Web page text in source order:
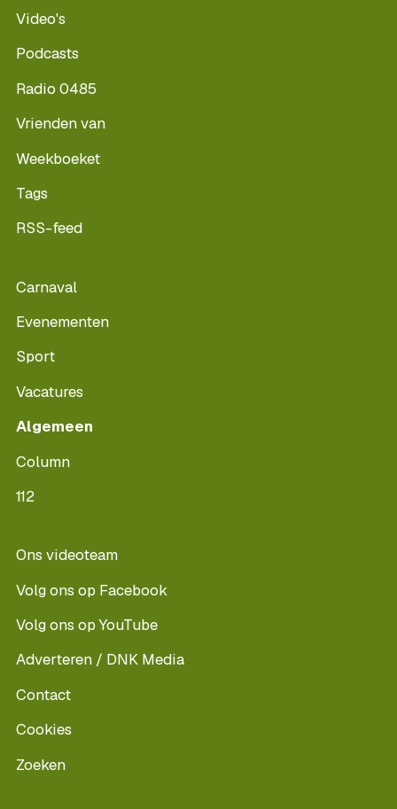
Video's
Podcasts
Radio 0485
Vrienden van
Weekboeket
Tags
RSS-feed
Carnaval
Evenementen
Sport
Vacatures
Algemeen
Column
112
Ons videoteam
Volg ons op Facebook
Volg ons op YouTube
Adverteren / DNK Media
Contact
Cookies
Zoeken